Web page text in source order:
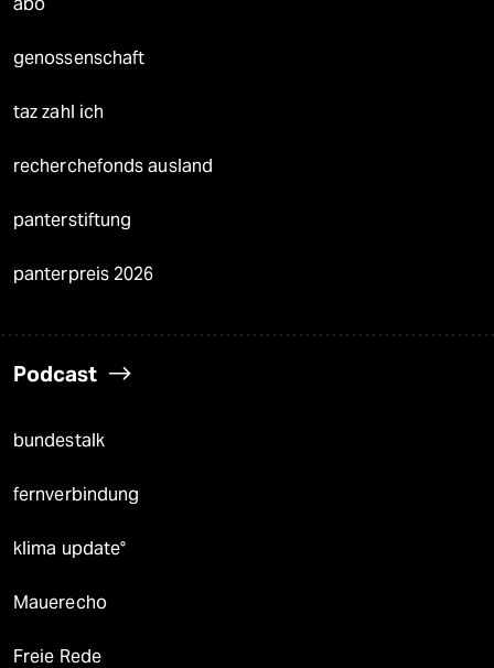
genossenschaft
taz zahl ich
recherchefonds ausland
panterstiftung
panterpreis 2026
Podcast
bundestalk
fernverbindung
klima update°
Mauerecho
Freie Rede